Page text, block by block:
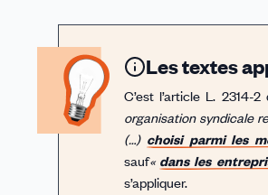
Les textes
C’est l’article L.
organisation syndicale
(…) choisi parmi les
sauf« dans les
s’appliquer.